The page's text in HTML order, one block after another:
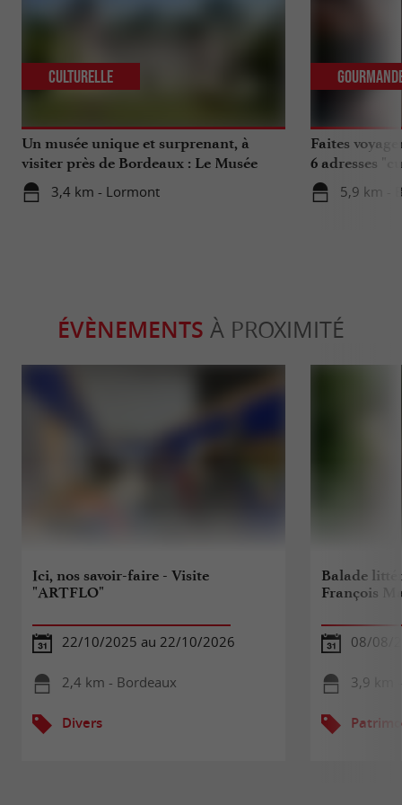
Un musée unique et surprenant, à
visiter près de Bordeaux : Le Musée
National de l’Assurance Maladie
3,4 km - Lormont
Culturelle
Faites
6 adresses
5,9 km -
ÉVÈNEMENTS À PROXIMITÉ
Ici, nos savoir-faire - Visite
"ARTFLO"
22/10/2025 au 22/10/2026
2,4 km - Bordeaux
Divers
Balade
François
08/08/
3,9 km